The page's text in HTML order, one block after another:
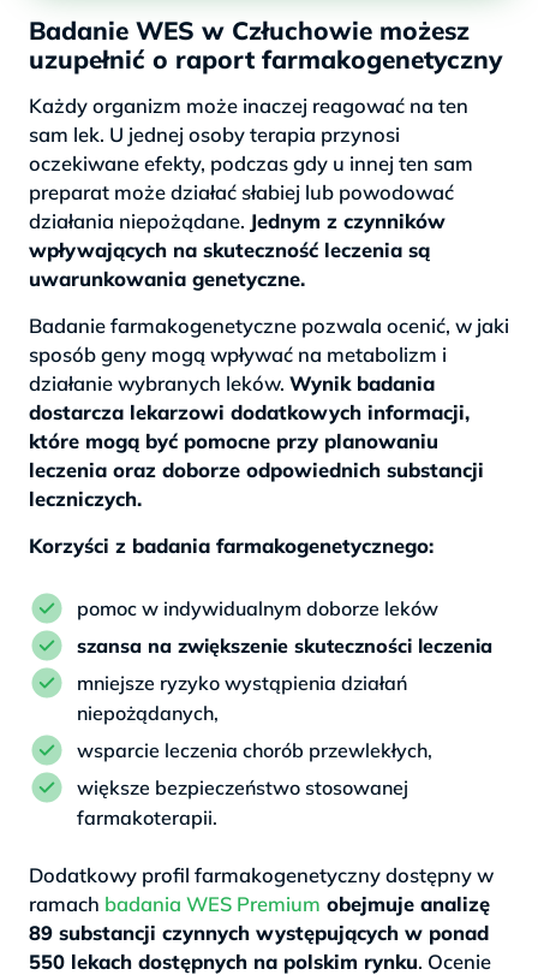
Badanie WES w Człuchowie możesz
uzupełnić o raport farmakogenetyczny
Każdy organizm może inaczej reagować na ten
sam lek. U jednej osoby terapia przynosi
oczekiwane efekty, podczas gdy u innej ten sam
preparat może działać słabiej lub powodować
działania niepożądane. Jednym z czynników
wpływających na skuteczność leczenia są
uwarunkowania genetyczne.
Badanie farmakogenetyczne pozwala ocenić, w jaki
sposób geny mogą wpływać na metabolizm i
działanie wybranych leków. Wynik badania
dostarcza lekarzowi dodatkowych informacji,
które mogą być pomocne przy planowaniu
leczenia oraz doborze odpowiednich substancji
leczniczych.
Korzyści z badania farmakogenetycznego:
pomoc w indywidualnym doborze leków
szansa na zwiększenie skuteczności leczenia
mniejsze ryzyko wystąpienia działań
niepożądanych,
wsparcie leczenia chorób przewlekłych,
większe bezpieczeństwo stosowanej
farmakoterapii.
Dodatkowy profil farmakogenetyczny dostępny w
ramach badania WES Premium obejmuje analizę
89 substancji czynnych występujących w ponad
550 lekach dostępnych na polskim rynku. Ocenie